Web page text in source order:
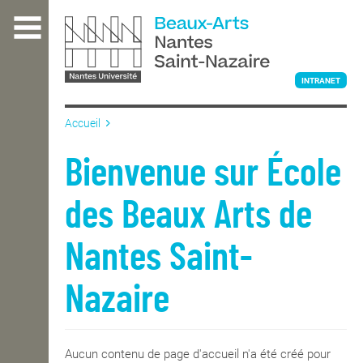
contenu
L'ÉCOLE
ENSEIGNEMENT
INTERNATIONAL
INTRANET
Accueil
Bienvenue sur École
des Beaux Arts de
Nantes Saint-
Nazaire
Aucun contenu de page d'accueil n'a été créé pour